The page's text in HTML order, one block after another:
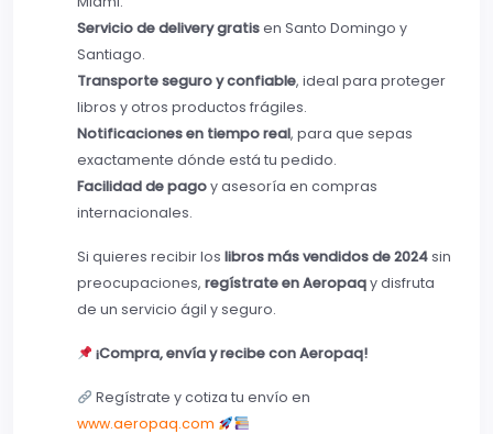
Servicio de delivery gratisen Santo Domingo y
Santiago.
Transporte seguro y confiable, ideal para proteger
libros y otros productos frágiles.
Notificaciones en tiempo real, para que sepas
exactamente dónde está tu pedido.
Facilidad de pagoy asesoría en compras
internacionales.
Si quieres recibir los libros más vendidos de 2024sin
preocupaciones, regístrate en Aeropaqy disfruta
de un servicio ágil y seguro.
¡Compra, envía y recibe con Aeropaq!
Regístrate y cotiza tu envío en
www.aeropaq.com